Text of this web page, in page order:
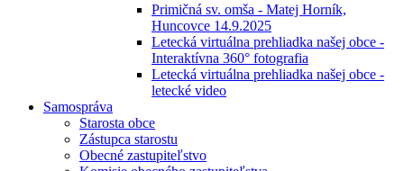
Primičná sv. omša - Matej Horník,
Huncovce 14.9.2025
Letecká virtuálna prehliadka našej obce -
Interaktívna 360° fotografia
Letecká virtuálna prehliadka našej obce -
letecké video
Samospráva
Starosta obce
Zástupca starostu
Obecné zastupiteľstvo